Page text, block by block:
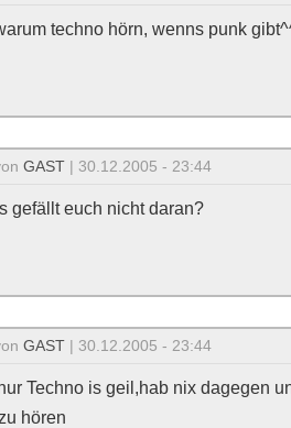
techno hörn, wenns punk
GAST | 30.12.2005 - 23:44
gefällt euch nicht daran?
GAST | 30.12.2005 - 23:44
Techno is geil,hab nix dagegen
hören